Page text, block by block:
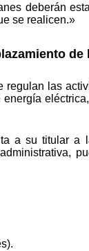
deberán
se realicen.»
de
las
a su titular a